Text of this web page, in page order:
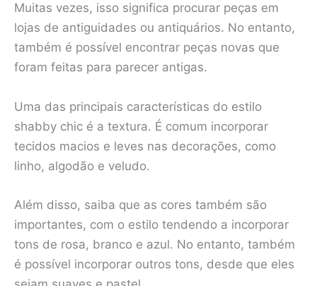
Muitas vezes, isso significa procurar peças em
lojas de antiguidades ou antiquários. No entanto,
também é possível encontrar peças novas que
foram feitas para parecer antigas.
Uma das principais características do estilo
shabby chic é a textura. É comum incorporar
tecidos macios e leves nas decorações, como
linho, algodão e veludo.
Além disso, saiba que as cores também são
importantes, com o estilo tendendo a incorporar
tons de rosa, branco e azul. No entanto, também
é possível incorporar outros tons, desde que eles